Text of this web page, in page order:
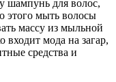
шампунь для волос,
этого мыть волосы
массу из мыльной
входит мода на загар,
средства и